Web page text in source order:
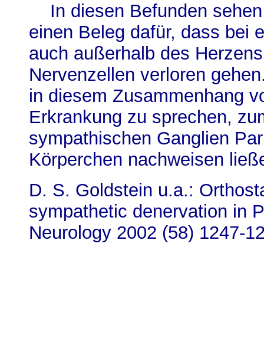
In diesen Befunden
einen Beleg dafür, dass bei
auch außerhalb des
Nervenzellen verloren
in diesem Zusammenhang
Erkrankung zu sprechen,
sympathischen Ganglien
Körperchen nachweisen
D. S. Goldstein u.a.:
sympathetic denervation in
Neurology 2002 (58) 1247-